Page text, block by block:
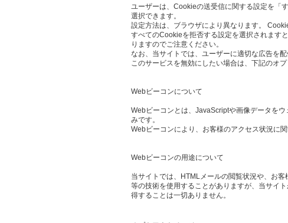
ユーザーは、Cookieの送受信に関する設定を「
選択できます。
設定方法は、ブラウザにより異なります。
すべてのCookieを拒否する設定を選択されます
りますのでご注意ください。
なお、当サイトでは、ユーザーに適切な広告を
このサービスを無効にしたい場合は、下記のオ
Webビーコンについて
Webビーコンとは、JavaScriptや画像データを
みです。
Webビーコンにより、お客様のアクセス状況に
Webビーコンの用途について
当サイトでは、HTMLメールの閲覧状況や、お
等の技術を使用することがありますが、当サイ
得することは一切ありません。